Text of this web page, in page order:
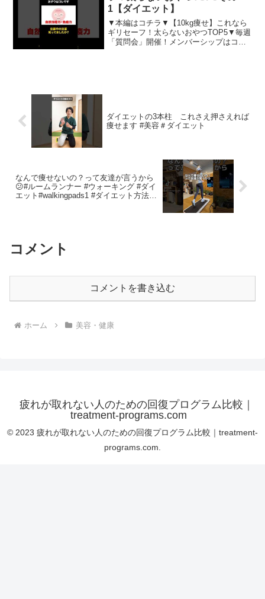
1【ダイエット】
▼本編はコチラ▼【10kg痩せ】これなら
ギリセーフ！太らないおやつTOP5▼毎週
「質問会」開催！メンバーシップはコチ
ダイエットの3本柱 これさえ押さえれば
痩せます #美容＃ダイエット
なんで痩せないの？って友達が言うから
😕#ルームランナー #ウォーキング #ダイ
エット#walkingpads1 #ダイエット方法#
コメント
コメントを書き込む
ホーム 美容・健康
疲れが取れない人のための回復プログラム比較｜
treatment-programs.com
© 2023 疲れが取れない人のための回復プログラム比較｜treatment-
programs.com.